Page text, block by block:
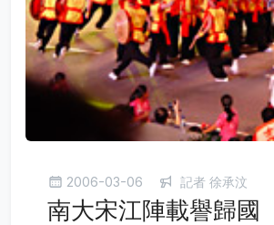
2006-03-06 記者 徐承汶
南大宋江陣載譽歸國